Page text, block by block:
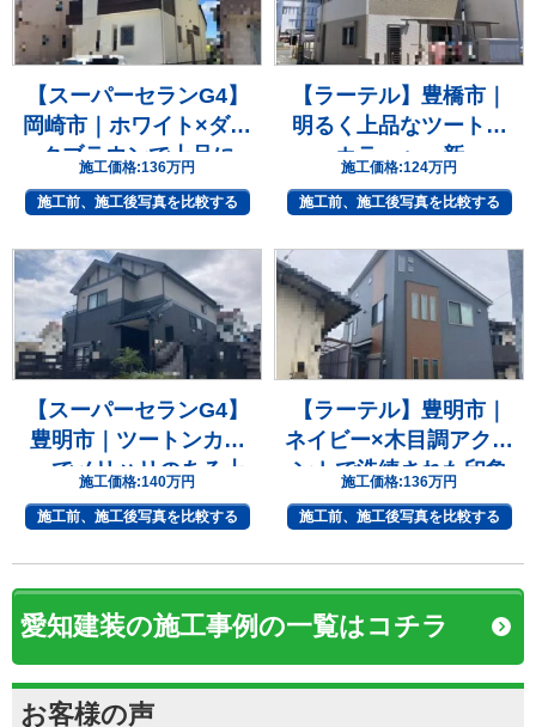
【スーパーセランG4】
岡崎市｜ホワイト×ダー
クブラウンで上品に
施工価格:136万円
施工前、施工後写真を比較する
【ラーテル】豊橋市｜
明るく上品なツートン
カラーへ一新
施工価格:124万円
施工前、施工後写真を比較する
【スーパーセランG4】
豊明市｜ツートンカラ
ーでメリハリのある上
質な住まいへ
施工価格:140万円
施工前、施工後写真を比較する
【ラーテル】豊明市｜
ネイビー×木目調アクセ
ントで洗練された印象
へ
施工価格:136万円
施工前、施工後写真を比較する
愛知建装の施工事例の一覧はコチラ
お客様の声